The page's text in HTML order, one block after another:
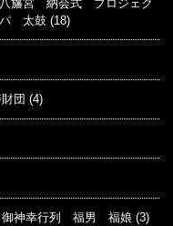
旛宮 納会式 プロジェク
太鼓 (18)
団 (4)
御神幸行列 福男 福娘 (3)